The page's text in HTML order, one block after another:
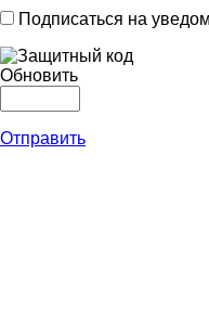
Подписаться на
Обновить
Отправить